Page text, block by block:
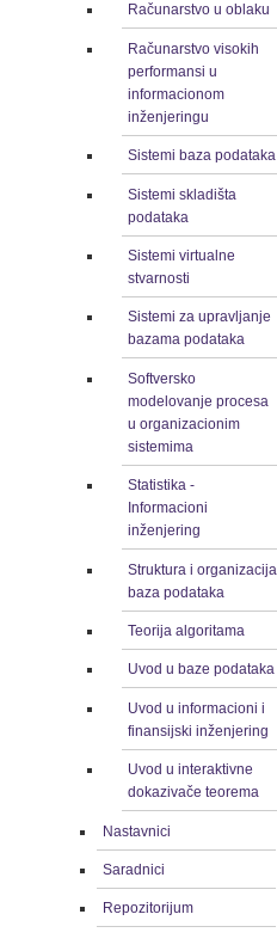
Računarstvo u oblaku
Računarstvo visokih
performansi u
informacionom
inženjeringu
Sistemi baza podataka
Sistemi skladišta
podataka
Sistemi virtualne
stvarnosti
Sistemi za upravljanje
bazama podataka
Softversko
modelovanje procesa
u organizacionim
sistemima
Statistika -
Informacioni
inženjering
Struktura i organizacija
baza podataka
Teorija algoritama
Uvod u baze podataka
Uvod u informacioni i
finansijski inženjering
Uvod u interaktivne
dokazivače teorema
Nastavnici
Saradnici
Repozitorijum